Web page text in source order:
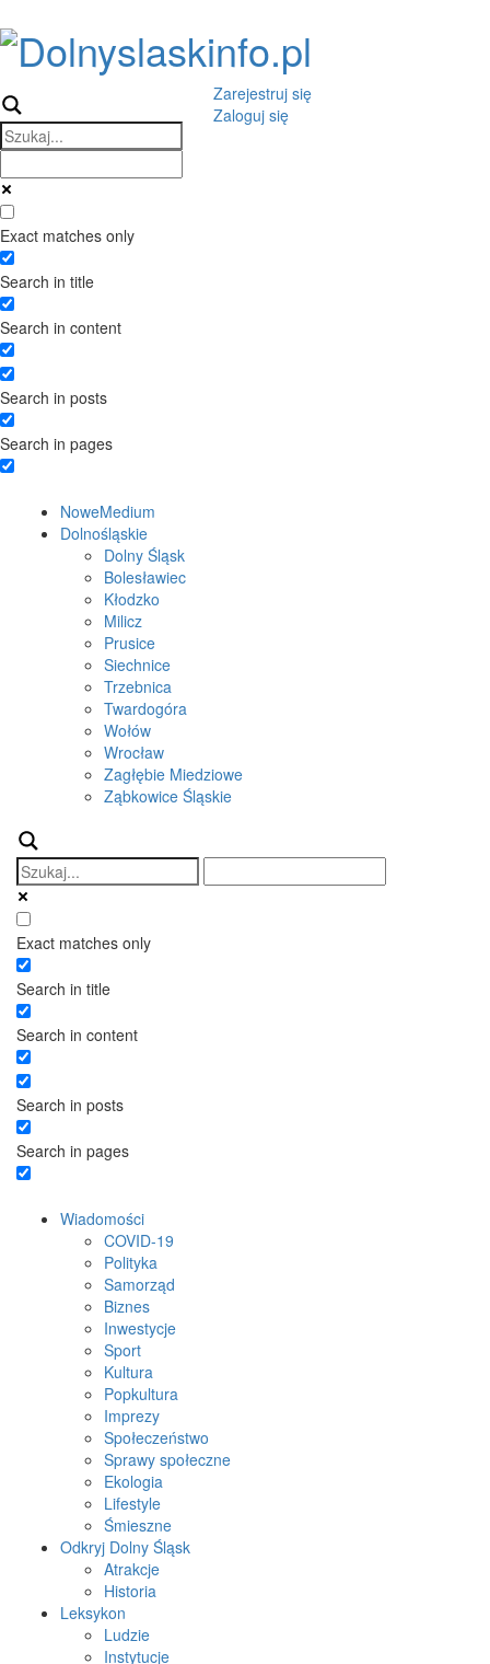
to
content
Exact matches only
Search in title
Search in content
Search in posts
Search in pages
Zarejestruj się
Zaloguj się
NoweMedium
Dolnośląskie
Dolny Śląsk
Bolesławiec
Kłodzko
Milicz
Prusice
Siechnice
Trzebnica
Twardogóra
Wołów
Wrocław
Zagłębie Miedziowe
Ząbkowice Śląskie
Exact matches only
Search in title
Search in content
Search in posts
Search in pages
Wiadomości
COVID-19
Polityka
Samorząd
Biznes
Inwestycje
Sport
Kultura
Popkultura
Imprezy
Społeczeństwo
Sprawy społeczne
Ekologia
Lifestyle
Śmieszne
Odkryj Dolny Śląsk
Atrakcje
Historia
Leksykon
Ludzie
Instytucje